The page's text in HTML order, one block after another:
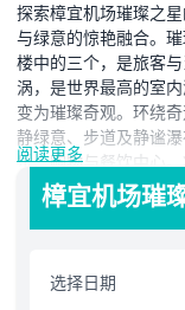
探索樟宜机场璀璨之
与绿意的惊艳融合。
楼中的三个，是旅客
涡，是世界最高的室
变为璀璨奇观。环绕
静绿意、步道及静谧
乐、购物与餐饮中心
和餐饮店，参观适合
息室及咖啡馆放松。
加坡都提供沉浸且难
阅读更多
樟宜机场璀
选择日期